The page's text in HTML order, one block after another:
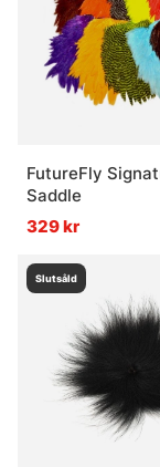
FutureFly
Saddle
329 kr
Slutsåld